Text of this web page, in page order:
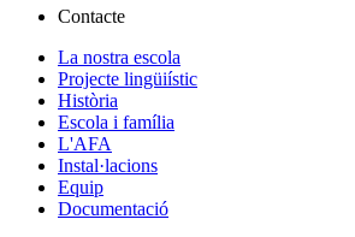
Contacte
La nostra escola
Projecte lingüiístic
Història
Escola i família
L'AFA
Instal·lacions
Equip
Documentació